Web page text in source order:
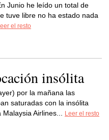
Junio he leído un total de
tuve libre no ha estado nada
el resto
insólita
por la mañana las
saturadas con la insólita
Airlines...
Leer el resto